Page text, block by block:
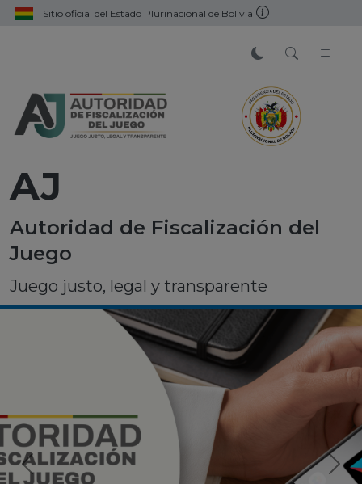
Sitio oficial del Estado Plurinacional de Bolivia
AJ
Autoridad de Fiscalización del
Juego
Juego justo, legal y transparente